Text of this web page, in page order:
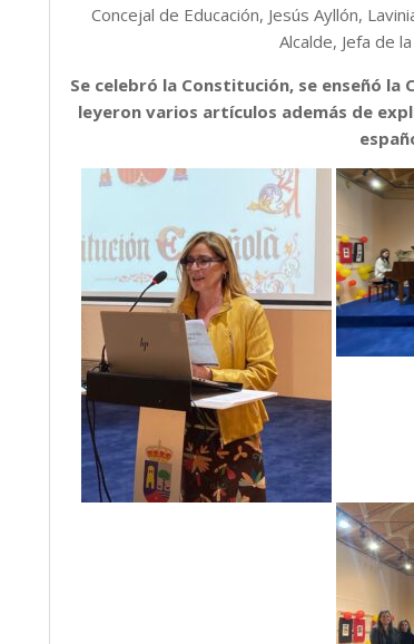
Concejal de Educación, Jesús Ayllón,
Alcalde, Jefa de
Se celebró la Constitución, se enseñó la
leyeron varios artículos además de